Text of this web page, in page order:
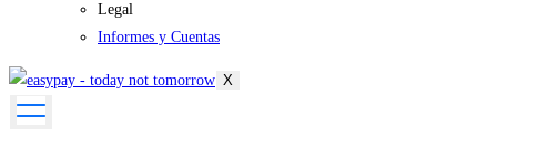
Legal
Informes y Cuentas
X